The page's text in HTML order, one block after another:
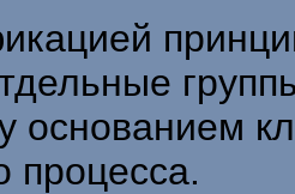
основанием
процесса.